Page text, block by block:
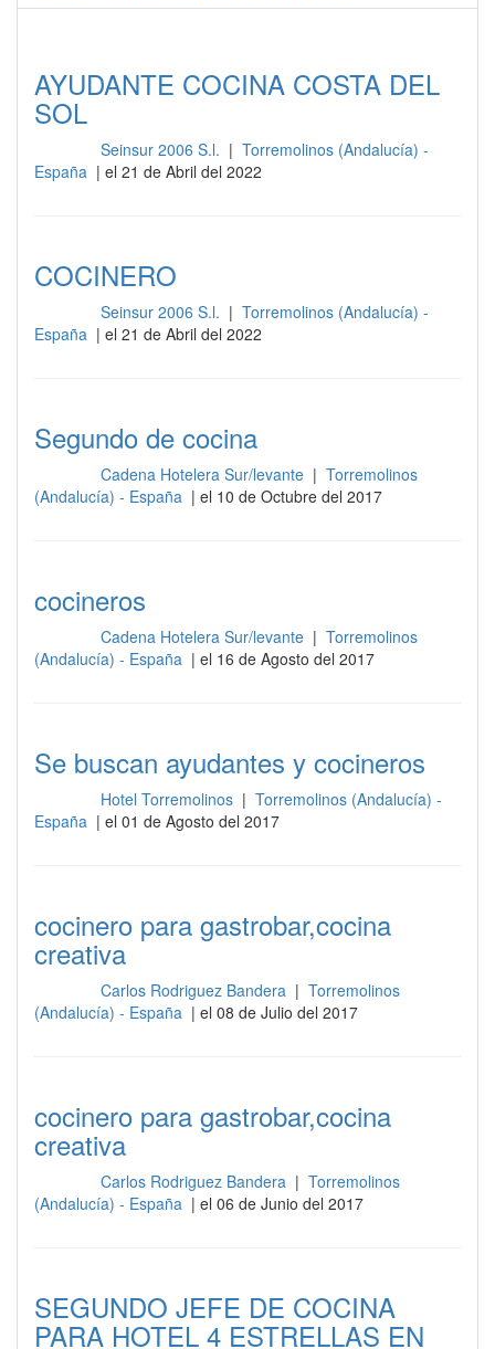
AYUDANTE COCINA COSTA DEL
SOL
Seinsur 2006 S.l. | Torremolinos (Andalucía) -
España | el 21 de Abril del 2022
COCINERO
Seinsur 2006 S.l. | Torremolinos (Andalucía) -
España | el 21 de Abril del 2022
Segundo de cocina
Cadena Hotelera Sur/levante | Torremolinos
(Andalucía) - España | el 10 de Octubre del 2017
cocineros
Cadena Hotelera Sur/levante | Torremolinos
(Andalucía) - España | el 16 de Agosto del 2017
Se buscan ayudantes y cocineros
Hotel Torremolinos | Torremolinos (Andalucía) -
España | el 01 de Agosto del 2017
cocinero para gastrobar,cocina
creativa
Carlos Rodriguez Bandera | Torremolinos
(Andalucía) - España | el 08 de Julio del 2017
cocinero para gastrobar,cocina
creativa
Carlos Rodriguez Bandera | Torremolinos
(Andalucía) - España | el 06 de Junio del 2017
SEGUNDO JEFE DE COCINA
PARA HOTEL 4 ESTRELLAS EN